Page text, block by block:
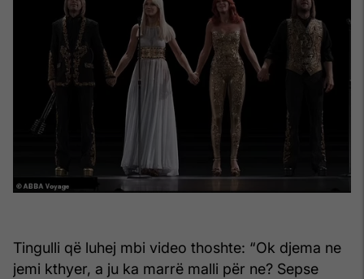
Tingulli që luhej mbi video thoshte: “Ok djema ne
jemi kthyer, a ju ka marrë malli për ne? Sepse